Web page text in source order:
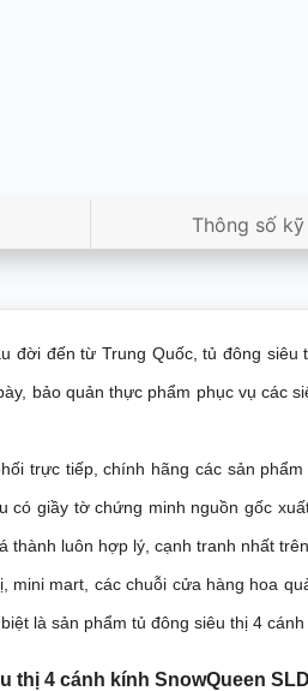
Thông số
đời đến từ Trung Quốc, tủ đông siêu
bảo quản thực phẩm phục vụ các
trực tiếp, chính hãng các sản
có giầy tờ chứng minh nguồn gốc
thành luôn hợp lý, cạnh tranh nhất
mini mart, các chuỗi cửa hàng hoa
là sản phẩm tủ đông siêu thị 4
thị 4 cánh kính SnowQueen